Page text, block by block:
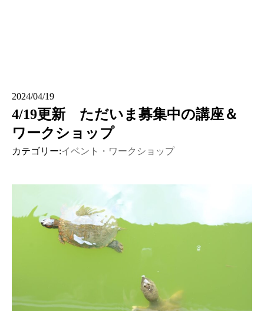
2024/04/19
4/19更新 ただいま募集中の講座＆
ワークショップ
カテゴリー:イベント・ワークショップ